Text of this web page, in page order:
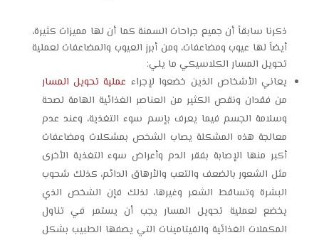
ذكرنا سابقاً أن جميع جراحات السمنة كما أن لها مميزات كثيرة،
أيضاً لها عيوب ومضاعفات، ومن أبرز العيوب والمضاعفات لعملية
تحويل المسار الكلاسيكي ما يلي:
يعاني الأشخاص الذين خضعوا لإجراء عملية تحويل المسار
من فقدان ونقص الكثير من العناصر الغذائية الهامة لصحة
وسلامة الجسم فيما يعرف بإسم سوء التغذية، وعند عدم
معالجة هذه المشكلة يصاب الشخص بمشكلات ومضاعفات
أكبر منها الإصابة بفقر الدم وأعراض سوء التغذية الأخرى
مثل الشعور بالضعف والتعب والأرهاق الدائم، كذلك شحوب
البشرة وتساقط الشعر وغيرها، لذلك فإن الشخص الذي
يخضع لعملية تحويل المسار يجب أن يستمر في تناول
المكملات الغذائية والفيتامينات التي يصفها الطبيب بشكل